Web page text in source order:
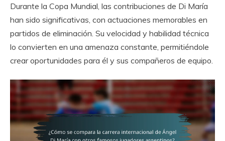
Durante la Copa Mundial, las contribuciones de Di María
han sido significativas, con actuaciones memorables en
partidos de eliminación. Su velocidad y habilidad técnica
lo convierten en una amenaza constante, permitiéndole
crear oportunidades para él y sus compañeros de equipo.